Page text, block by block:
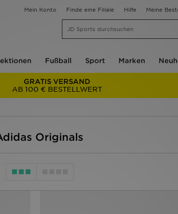
Mein Konto Finde eine Filiale Hilfe Meine
Fußball Sport Marken
GRATIS VERSAND
AB 100 € BESTELLWERT
Originals